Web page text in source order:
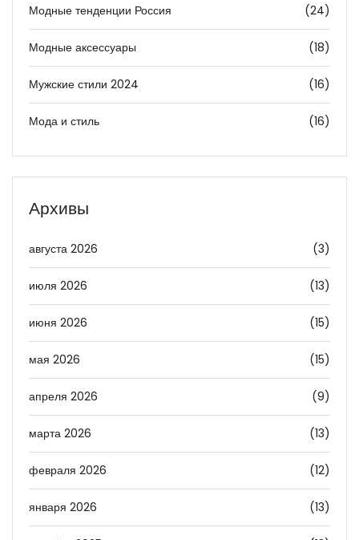
Модные тенденции Россия (24)
Модные аксессуары (18)
Мужские стили 2024 (16)
Мода и стиль (16)
Архивы
августа 2026 (3)
июля 2026 (13)
июня 2026 (15)
мая 2026 (15)
апреля 2026 (9)
марта 2026 (13)
февраля 2026 (12)
января 2026 (13)